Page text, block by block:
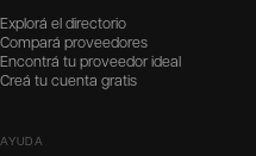
Explorá el directorio
Compará proveedores
Encontrá tu proveedor ideal
Creá tu cuenta gratis
AYUDA